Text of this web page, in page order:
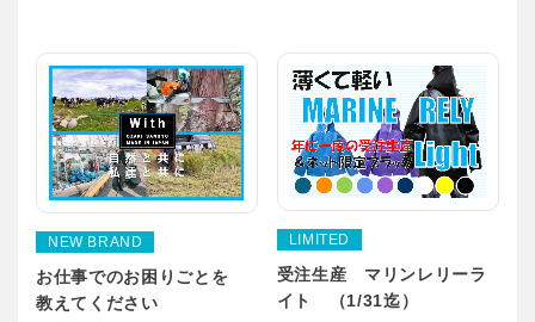
NEW BRAND
お仕事でのお困りごとを
教えてください
LIMITED
受注生産 マリンレリーラ
イト （1/31迄）